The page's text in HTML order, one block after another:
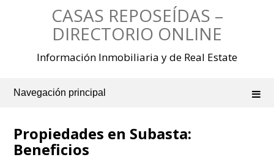
CASAS REPOSEÍDAS –
DIRECTORIO ONLINE
Información Inmobiliaria y de Real Estate
Navegación principal
Propiedades en Subasta:
Beneficios